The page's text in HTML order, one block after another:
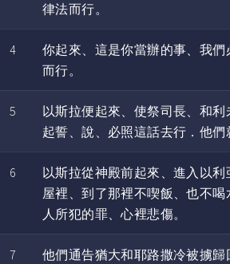
律法而行。
4
你起來、這是你當辦的事、我
而行。
5
以斯拉便起來、使祭司長、和
起誓、說、必照這話去行．他們
6
以斯拉從神殿前起來、進入以
屋裡、到了那裡不喫飯、也不
人所犯的罪、心裡悲傷。
7
他們通告猶大和耶路撒冷被擄